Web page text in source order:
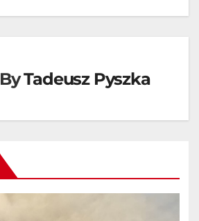
ByTadeusz Pyszka